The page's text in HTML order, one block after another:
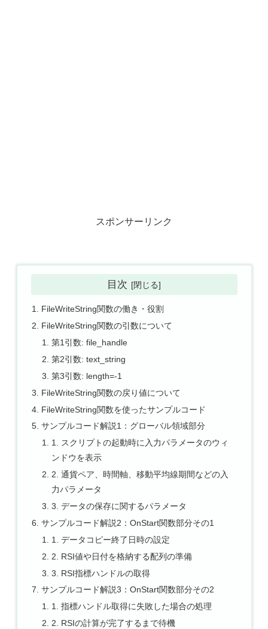
スポンサーリンク
目次
FileWriteString関数の働き・役割
FileWriteString関数の引数について
第1引数: file_handle
第2引数: text_string
第3引数: length=-1
FileWriteString関数の戻り値について
FileWriteString関数を使ったサンプルコード
サンプルコード解説1：グローバル領域部分
1. スクリプトの起動時に入力パラメータのウィ
ンドウを表示
2. 通貨ペア、時間軸、移動平均線期間などの入
力パラメータ
3. データの保存に関するパラメータ
サンプルコード解説2：OnStart関数部分その1
1. データコピー終了日時の設定
2. RSI値や日付を格納する配列の準備
3. RSI指標ハンドルの取得
サンプルコード解説3：OnStart関数部分その2
1. 指標ハンドル取得に失敗した場合の処理
2. RSIの計算が完了するまで待機